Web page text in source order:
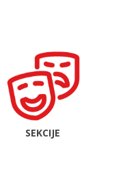
SEKCIJE